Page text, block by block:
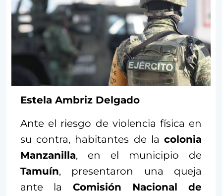
Estela Ambriz Delgado
Ante el riesgo de violencia física en
su contra, habitantes de la colonia
Manzanilla, en el municipio de
Tamuín, presentaron una queja
ante la Comisión Nacional de